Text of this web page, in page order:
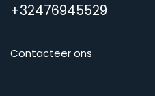
+32476945529
Contacteer ons